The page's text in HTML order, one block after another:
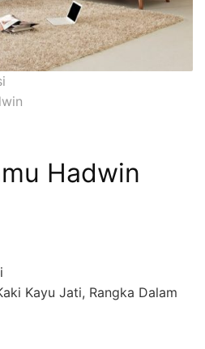
Hadwin
Kayu Jati, Rangka Dalam